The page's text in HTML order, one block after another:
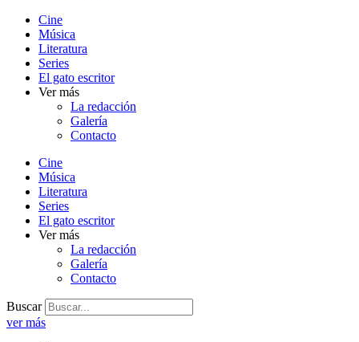
Cine
Música
Literatura
Series
El gato escritor
Ver más
La redacción
Galería
Contacto
Cine
Música
Literatura
Series
El gato escritor
Ver más
La redacción
Galería
Contacto
Buscar
ver más